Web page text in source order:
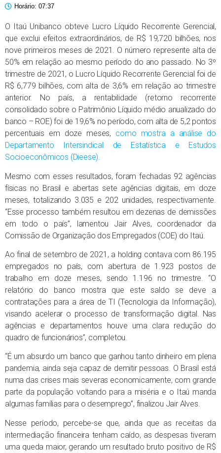
Horário: 07:37
O Itaú Unibanco obteve Lucro Líquido Recorrente Gerencial,
que exclui efeitos extraordinários, de R$ 19,720 bilhões, nos
nove primeiros meses de 2021. O número represente alta de
50% em relação ao mesmo período do ano passado. No 3º
trimestre de 2021, o Lucro Líquido Recorrente Gerencial foi de
R$ 6,779 bilhões, com alta de 3,6% em relação ao trimestre
anterior. No país, a rentabilidade (retorno recorrente
consolidado sobre o Patrimônio Líquido médio anualizado do
banco – ROE) foi de 19,6% no período, com alta de 5,2 pontos
percentuais em doze meses, como mostra a análise do
Departamento Intersindical de Estatística e Estudos
Socioeconômicos (Dieese).
Mesmo com esses resultados, foram fechadas 92 agências
físicas no Brasil e abertas sete agências digitais, em doze
meses, totalizando 3.035 e 202 unidades, respectivamente.
“Esse processo também resultou em dezenas de demissões
em todo o país”, lamentou Jair Alves, coordenador da
Comissão de Organização dos Empregados (COE) do Itaú.
Ao final de setembro de 2021, a holding contava com 86.195
empregados no país, com abertura de 1.923 postos de
trabalho em doze meses, sendo 1.196 no trimestre. “O
relatório do banco mostra que este saldo se deve a
contratações para a área de TI (Tecnologia da Informação),
visando acelerar o processo de transformação digital. Nas
agências e departamentos houve uma clara redução do
quadro de funcionários”, completou.
“É um absurdo um banco que ganhou tanto dinheiro em plena
pandemia, ainda seja capaz de demitir pessoas. O Brasil está
numa das crises mais severas economicamente, com grande
parte da população voltando para a miséria e o Itaú manda
algumas famílias para o desemprego”, finalizou Jair Alves.
Nesse período, percebe-se que, ainda que as receitas da
intermediação financeira tenham caído, as despesas tiveram
uma queda maior, gerando um resultado bruto positivo de R$